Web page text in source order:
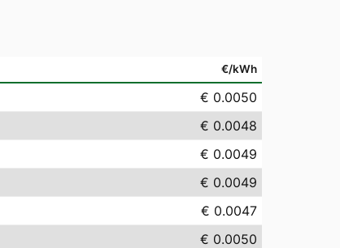
€/kWh
€ 0.0050
€ 0.0048
€ 0.0049
€ 0.0049
€ 0.0047
€ 0.0050